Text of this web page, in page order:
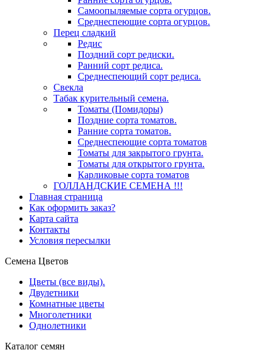
Самоопыляемые сорта огурцов.
Среднеспеющие сорта огурцов.
Перец сладкий
Редис
Поздний сорт редиски.
Ранний сорт редиса.
Среднеспеющий сорт редиса.
Свекла
Табак курительный семена.
Томаты (Помидоры)
Поздние сорта томатов.
Ранние сорта томатов.
Среднеспеющие сорта томатов
Томаты для закрытого грунта.
Томаты для открытого грунта.
Карликовые сорта томатов
ГОЛЛАНДСКИЕ СЕМЕНА !!!
Главная страница
Как оформить заказ?
Карта сайта
Контакты
Условия пересылки
Семена Цветов
Цветы (все виды).
Двулетники
Комнатные цветы
Многолетники
Однолетники
Каталог семян